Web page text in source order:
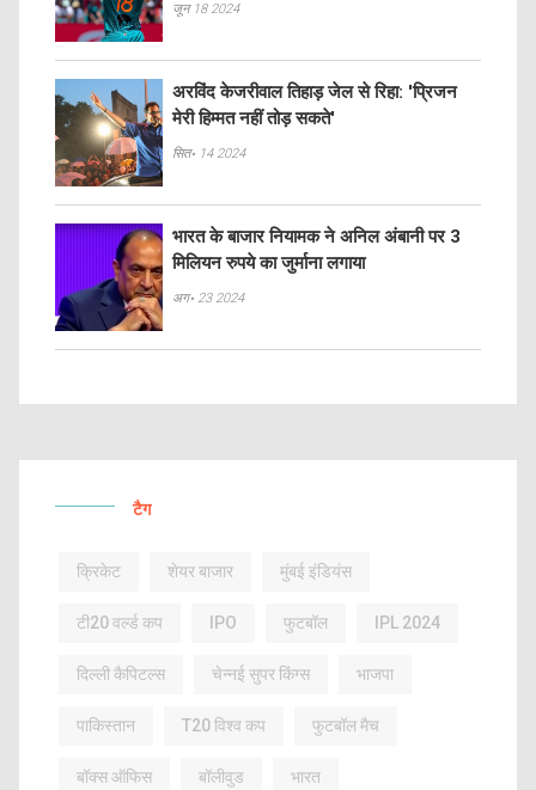
जून 18 2024
अरविंद केजरीवाल तिहाड़ जेल से रिहा: 'प्रिजन
मेरी हिम्मत नहीं तोड़ सकते'
सित॰ 14 2024
भारत के बाजार नियामक ने अनिल अंबानी पर 3
मिलियन रुपये का जुर्माना लगाया
अग॰ 23 2024
टैग
क्रिकेट शेयर बाजार मुंबई इंडियंस
टी20 वर्ल्ड कप IPO फुटबॉल IPL 2024
दिल्ली कैपिटल्स चेन्नई सुपर किंग्स भाजपा
पाकिस्तान T20 विश्व कप फुटबॉल मैच
बॉक्स ऑफिस बॉलीवुड भारत